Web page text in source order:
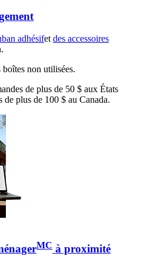
adhésifetdes accessoires
boîtes non utilisées.
de plus de 50 $ aux États
de plus de 100 $ au Canada.
MC à proximité